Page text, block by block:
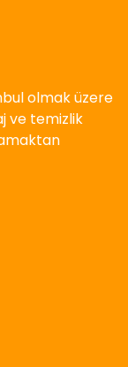
olmak üzere
ve temizlik